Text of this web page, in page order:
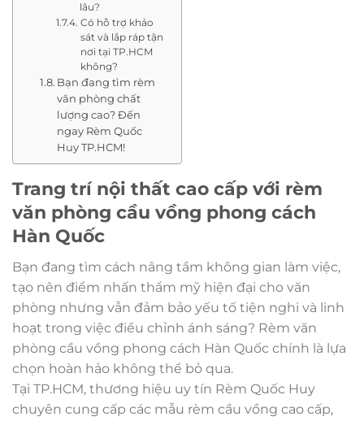
lâu?
Có hỗ trợ khảo
sát và lắp ráp tận
nơi tại TP.HCM
không?
Bạn đang tìm rèm
văn phòng chất
lượng cao? Đến
ngay Rèm Quốc
Huy TP.HCM!
Trang trí nội thất cao cấp với rèm
văn phòng cầu vồng phong cách
Hàn Quốc
Bạn đang tìm cách nâng tầm không gian làm việc,
tạo nên điểm nhấn thẩm mỹ hiện đại cho văn
phòng nhưng vẫn đảm bảo yếu tố tiện nghi và linh
hoạt trong việc điều chỉnh ánh sáng? Rèm văn
phòng cầu vồng phong cách Hàn Quốc chính là lựa
chọn hoàn hảo không thể bỏ qua.
Tại TP.HCM, thương hiệu uy tín Rèm Quốc Huy
chuyên cung cấp các mẫu rèm cầu vồng cao cấp,